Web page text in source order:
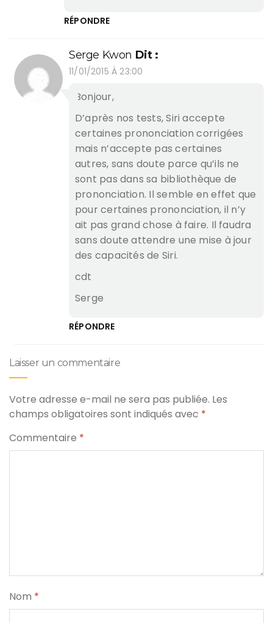
RÉPONDRE
Serge Kwon Dit :
11/01/2015 À 23:00
Bonjour,
D’après nos tests, Siri accepte
certaines prononciation corrigées
mais n’accepte pas certaines
autres, sans doute parce qu’ils ne
sont pas dans sa bibliothèque de
prononciation. Il semble en effet que
pour certaines prononciation, il n’y
ait pas grand chose à faire. Il faudra
sans doute attendre une mise à jour
des capacités de Siri.
cdt
Serge
RÉPONDRE
Laisser un commentaire
Votre adresse e-mail ne sera pas publiée. Les
champs obligatoires sont indiqués avec *
Commentaire *
Nom *